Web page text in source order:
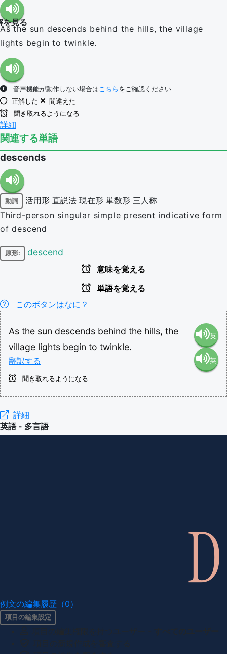
を見る
As the sun descends behind the hills, the village
lights begin to twinkle.
音声機能が動作しない場合はこちら をご確認ください
正解した
間違えた
聞き取れるようになる
詳細
関連する単語
descends
動詞 活用形 直説法 現在形 単数形 三人称
Third-person singular simple present indicative form
of descend
原形: descend
意味を覚える
単語を覚える
このボタンはなに？
As the sun descends behind the hills, the
village lights begin to twinkle.
翻訳する
英
語（米
英
聞き取れるようになる
詳細
英語 - 多言語
例文の編集履歴（0）
項目の編集設定